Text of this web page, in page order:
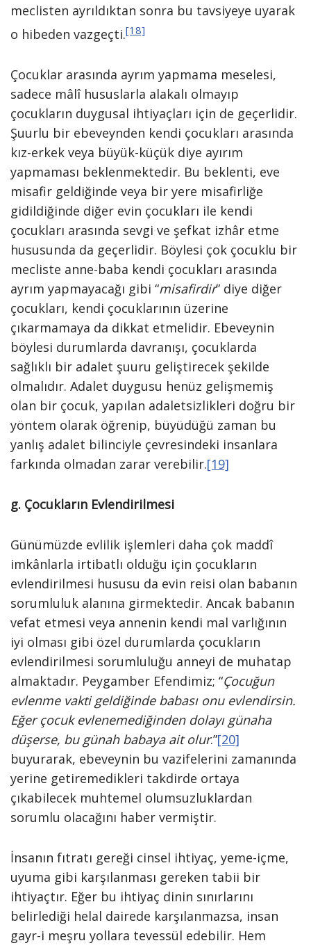
meclisten ayrıldıktan sonra bu tavsiyeye uyarak
o hibeden vazgeçti.[18]
Çocuklar arasında ayrım yapmama meselesi,
sadece mâlî hususlarla alakalı olmayıp
çocukların duygusal ihtiyaçları için de geçerlidir.
Şuurlu bir ebeveynden kendi çocukları arasında
kız-erkek veya büyük-küçük diye ayırım
yapmaması beklenmektedir. Bu beklenti, eve
misafir geldiğinde veya bir yere misafirliğe
gidildiğinde diğer evin çocukları ile kendi
çocukları arasında sevgi ve şefkat izhâr etme
hususunda da geçerlidir. Böylesi çok çocuklu bir
mecliste anne-baba kendi çocukları arasında
ayrım yapmayacağı gibi “misafirdir” diye diğer
çocukları, kendi çocuklarının üzerine
çıkarmamaya da dikkat etmelidir. Ebeveynin
böylesi durumlarda davranışı, çocuklarda
sağlıklı bir adalet şuuru geliştirecek şekilde
olmalıdır. Adalet duygusu henüz gelişmemiş
olan bir çocuk, yapılan adaletsizlikleri doğru bir
yöntem olarak öğrenip, büyüdüğü zaman bu
yanlış adalet bilinciyle çevresindeki insanlara
farkında olmadan zarar verebilir.[19]
g. Çocukların Evlendirilmesi
Günümüzde evlilik işlemleri daha çok maddî
imkânlarla irtibatlı olduğu için çocukların
evlendirilmesi hususu da evin reisi olan babanın
sorumluluk alanına girmektedir. Ancak babanın
vefat etmesi veya annenin kendi mal varlığının
iyi olması gibi özel durumlarda çocukların
evlendirilmesi sorumluluğu anneyi de muhatap
almaktadır. Peygamber Efendimiz; “Çocuğun
evlenme vakti geldiğinde babası onu evlendirsin.
Eğer çocuk evlenemediğinden dolayı günaha
düşerse, bu günah babaya ait olur.”[20]
buyurarak, ebeveynin bu vazifelerini zamanında
yerine getiremedikleri takdirde ortaya
çıkabilecek muhtemel olumsuzluklardan
sorumlu olacağını haber vermiştir.
İnsanın fıtratı gereği cinsel ihtiyaç, yeme-içme,
uyuma gibi karşılanması gereken tabii bir
ihtiyaçtır. Eğer bu ihtiyaç dinin sınırlarını
belirlediği helal dairede karşılanmazsa, insan
gayr-i meşru yollara tevessül edebilir. Hem